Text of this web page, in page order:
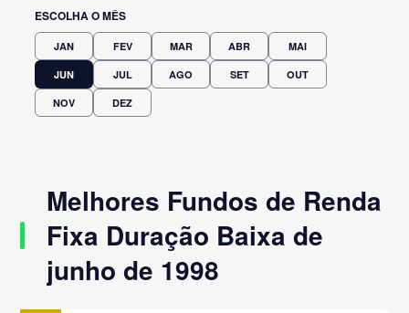
ESCOLHA O MÊS
JAN FEV MAR ABR MAI
JUN JUL AGO SET OUT
NOV DEZ
Melhores Fundos de Renda
Fixa Duração Baixa de
junho de 1998